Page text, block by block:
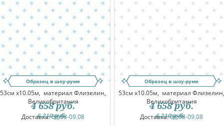
Образец в шоу-руме
53см x10.05м, материал Флизелин,
Великобритания
Доставка:08.08-09.08
6 210руб.
4 658 руб.
Образец в шоу-руме
53см x10.05м, материал Флизелин,
Великобритания
Доставка:08.08-09.08
6 210руб.
4 658 руб.